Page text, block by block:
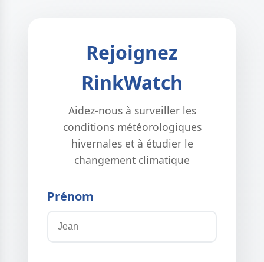
Rejoignez
RinkWatch
Aidez-nous à surveiller les
conditions météorologiques
hivernales et à étudier le
changement climatique
Prénom